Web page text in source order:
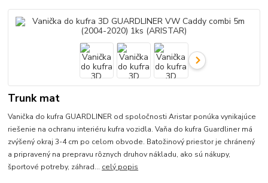
Trunk mat
Vanička do kufra GUARDLINER od spoločnosti Aristar ponúka vynikajúce
riešenie na ochranu interiéru kufra vozidla. Vaňa do kufra Guardliner má
zvýšený okraj 3-4 cm po celom obvode. Batožinový priestor je chránený
a pripravený na prepravu rôznych druhov nákladu, ako sú nákupy,
športové potreby, záhrad... celý popis